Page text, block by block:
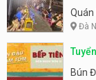
Đà
Tiên
Bún